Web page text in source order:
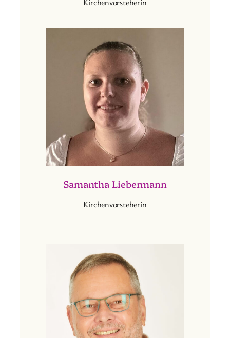
Samantha Liebermann
Kirchenvorsteherin